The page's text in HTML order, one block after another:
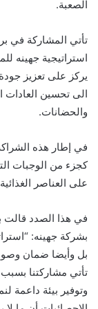
الصعبة.
تأتي المشاركة في
استراتيجية جهينه
يركز على تعزيز
الى تحسين العادات
والحضانات.
في إطار هذه
كجزء من الوجبات
على العناصر
في هذا الصدد قالت
بشركة جهينه:
بل وأيضا ضمان
تأتي مشاركتنا بسبب
وتوفير بيئة داعمة